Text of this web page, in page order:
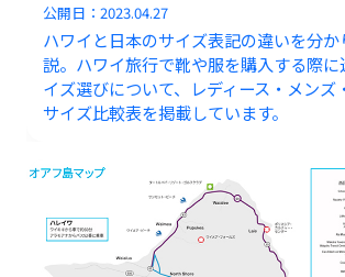
公開日：2023.04.27
ハワイと日本のサイズ表記の違いを分
説。ハワイ旅行で靴や服を購入する際に
イズ選びについて、レディース・メンズ
サイズ比較表を掲載しています。